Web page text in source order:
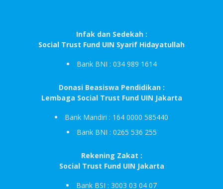
Infak dan Sedekah :
Social Trust Fund UIN Syarif Hidayatullah
Bank BNI : 034 989 1614
Donasi Beasiswa Pendidikan :
Lembaga Social Trust Fund UIN Jakarta
Bank Mandiri : 164 0000 585440
Bank BNI : 0265 536 255
Rekening Zakat :
Social Trust Fund UIN Jakarta
Bank BSI : 3003 03 04 07